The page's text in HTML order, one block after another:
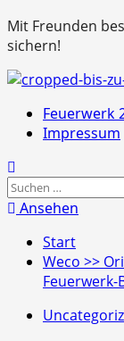
Mit Freunden
sichern!
Primäres
Menü
Feuerwerk
Impressum
Suchen
nach:
Ansehen
Start
Weco >>
Feuerwerk-